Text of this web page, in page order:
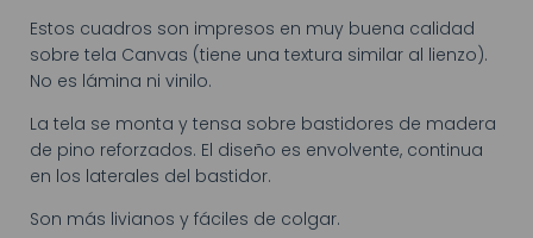
Estos cuadros son impresos en muy buena calidad
sobre tela Canvas (tiene una textura similar al lienzo).
No es lámina ni vinilo.
La tela se monta y tensa sobre bastidores de madera
de pino reforzados. El diseño es envolvente, continua
en los laterales del bastidor.
Son más livianos y fáciles de colgar.